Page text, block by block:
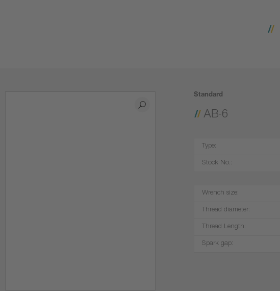
Standard
AB-6
Type:
Stock No.:
Wrench size:
Thread diameter:
Thread Length:
Spark gap: